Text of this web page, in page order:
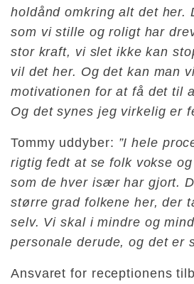
holdånd omkring alt det her.
som vi stille og roligt har
stor kraft, vi slet ikke kan
vil det her. Og det kan man
motivationen for at få det til
Og det synes jeg virkelig er
Tommy uddyber: ”I hele
rigtig fedt at se folk vokse
som de hver især har gjort.
større grad folkene her, der
selv. Vi skal i mindre og
personale derude, og det er
Ansvaret for receptionens